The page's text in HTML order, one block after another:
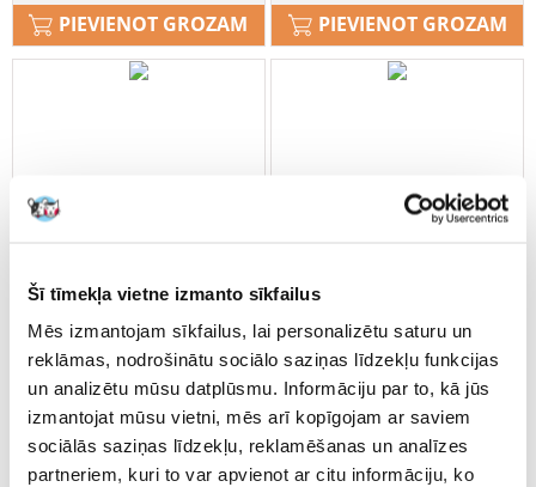
Šī tīmekļa vietne izmanto sīkfailus
Mēs izmantojam sīkfailus, lai personalizētu saturu un
reklāmas, nodrošinātu sociālo saziņas līdzekļu funkcijas
un analizētu mūsu datplūsmu. Informāciju par to, kā jūs
izmantojat mūsu vietni, mēs arī kopīgojam ar saviem
sociālās saziņas līdzekļu, reklamēšanas un analīzes
partneriem, kuri to var apvienot ar citu informāciju, ko
PIEVIENOT GROZAM PIEVIENOT GROZAM
Royal Canin Kitten 2 kg
Royal Canin Maine Coon
Adult 10 kg